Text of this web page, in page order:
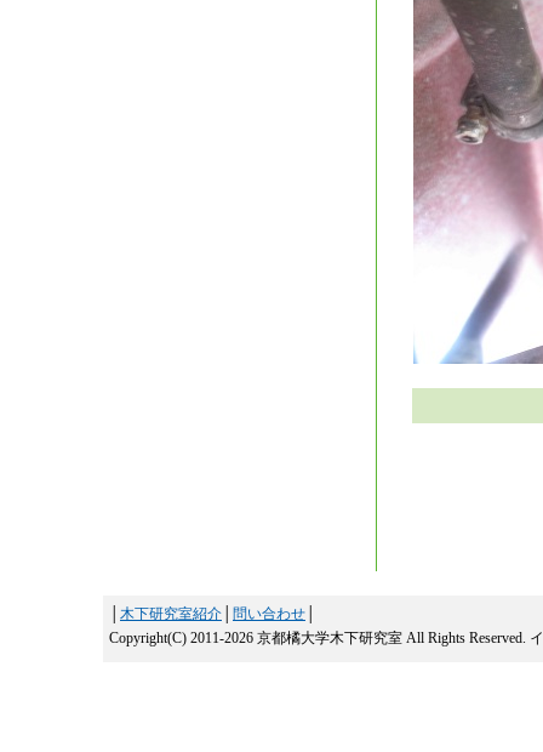
木下研究室紹介 問い合わせ
Copyright(C) 2011-2026 京都橘大学木下研究室 All Rights Reserved.